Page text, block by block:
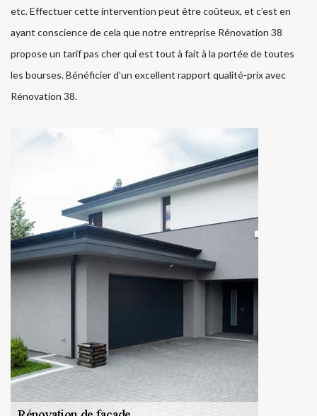
etc. Effectuer cette intervention peut être coûteux, et c’est en
ayant conscience de cela que notre entreprise Rénovation 38
propose un tarif pas cher qui est tout à fait à la portée de toutes
les bourses. Bénéficier d’un excellent rapport qualité-prix avec
Rénovation 38.